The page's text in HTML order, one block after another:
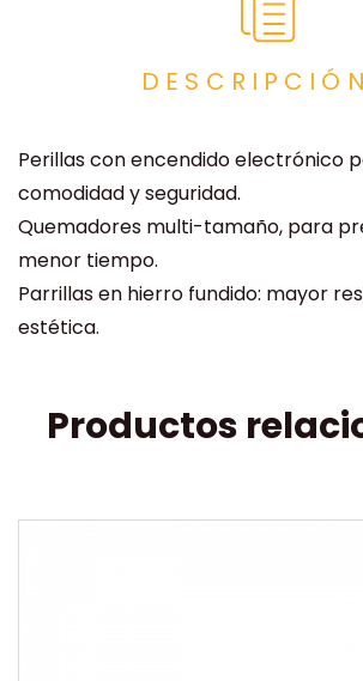
DESCRIPCIÓN
Perillas con encendido electrónico
comodidad y seguridad.
Quemadores multi-tamaño, para
menor tiempo.
Parrillas en hierro fundido: mayor
estética.
Productos